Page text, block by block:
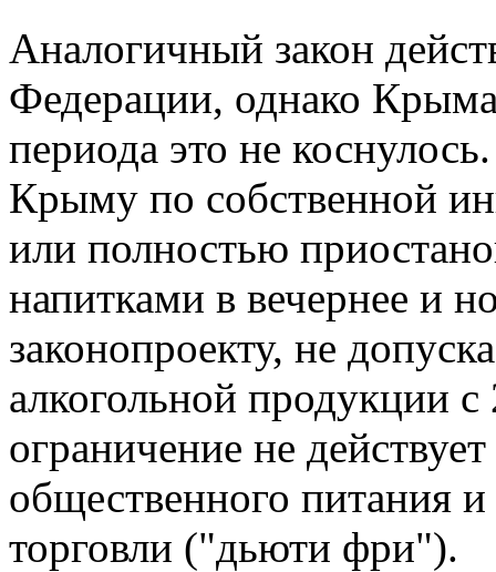
Аналогичный закон
Федерации, однако
периода это не
Крыму по собственной
или полностью
напитками в вечернее и
законопроекту, не
алкогольной продукции
ограничение не
общественного питания
торговли ("дьюти фри").